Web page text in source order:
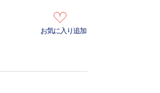
お気に入り追加